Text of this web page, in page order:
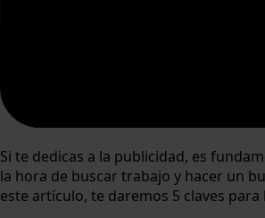
Si te dedicas a la publicidad, es
la hora de buscar trabajo y hacer un
este artículo, te daremos 5 claves